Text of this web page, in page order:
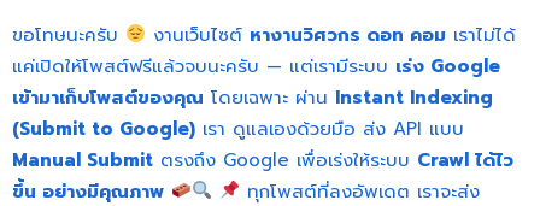
ขอโทษนะครับ งานเว็บไซต์ หางานวิศวกร ดอท คอม เราไม่ได้
แค่เปิดให้โพสต์ฟรีแล้วจบนะครับ — แต่เรามีระบบ เร่ง Google
เข้ามาเก็บโพสต์ของคุณ โดยเฉพาะ ผ่าน Instant Indexing
(Submit to Google) เรา ดูแลเองด้วยมือ ส่ง API แบบ
Manual Submit ตรงถึง Google เพื่อเร่งให้ระบบ Crawl ได้ไว
ขึ้น อย่างมีคุณภาพ
ทุกโพสต์ที่ลงอัพเดต เราจะส่ง